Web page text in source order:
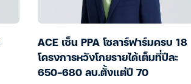
ACE เซ็น PPA โซลาร์ฟาร์มครบ 18
โครงการหวังโกยรายได้เต็มที่ปีละ
650-680 ลบ.ตั้งแต่ปี 70